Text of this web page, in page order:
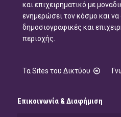
και επιχειρηματικό με
ενημερώσει τον κόσμο και να
δημοσιογραφικές και
περιοχής.
Τα Sites του Δικτύου
Επικοινωνία & Διαφήμιση